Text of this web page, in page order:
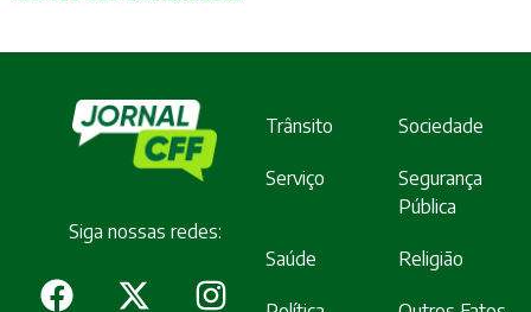
Siga nossas redes:
Trânsito Sociedade
Serviço
Segurança
Pública
Saúde Religião